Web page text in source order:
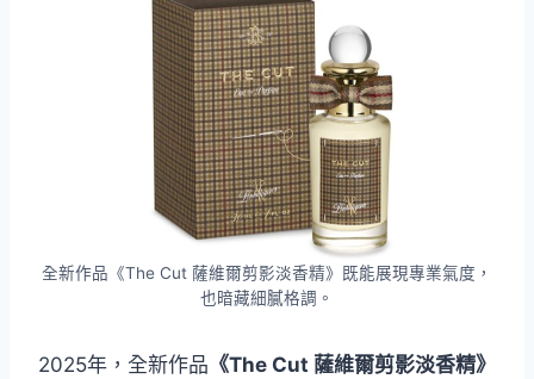
全新作品《The Cut 薩維爾剪影淡香精》既能展現專業氣度，
也暗藏細膩格調。
2025年，全新作品 《The Cut 薩維爾剪影淡香精》